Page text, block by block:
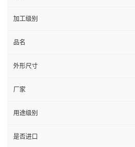
加工级别
品名
外形尺寸
厂家
用途级别
是否进口